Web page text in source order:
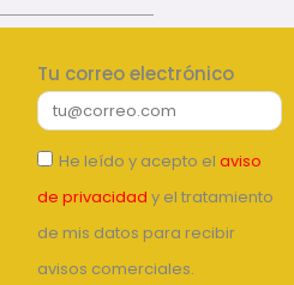
Tu correo electrónico
He leído y acepto el aviso
de privacidad y el tratamiento
de mis datos para recibir
avisos comerciales.